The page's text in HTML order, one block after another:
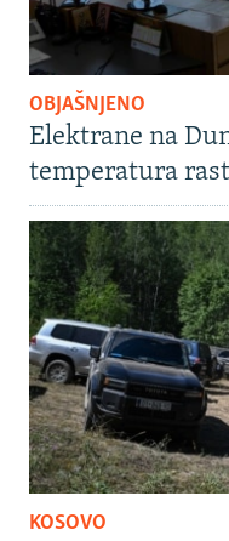
OBJAŠNJENO
Elektrane na
temperatura
KOSOVO